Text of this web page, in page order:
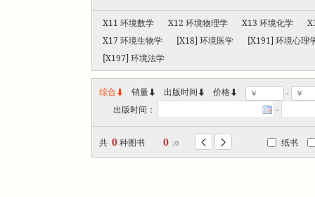
X11 环境数学 X12 环境物理学 X13 环境化学
X17 环境生物学
[X18] 环境医学
[X191] 环境心理
[X197] 环境法学
综合 销量 出版时间  价格
-
出版时间：
-
共 0种图书 0 /0   纸书